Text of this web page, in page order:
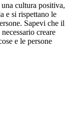
cultura positiva,
e si rispettano le
Sapevi che il
creare
e le persone